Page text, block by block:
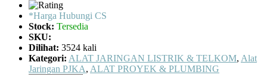
*Harga Hubungi CS
Stock: Tersedia
SKU:
Dilihat: 3524 kali
Kategori: ALAT JARINGAN LISTRIK & TELKOM, Alat
Jaringan PJKA, ALAT PROYEK & PLUMBING